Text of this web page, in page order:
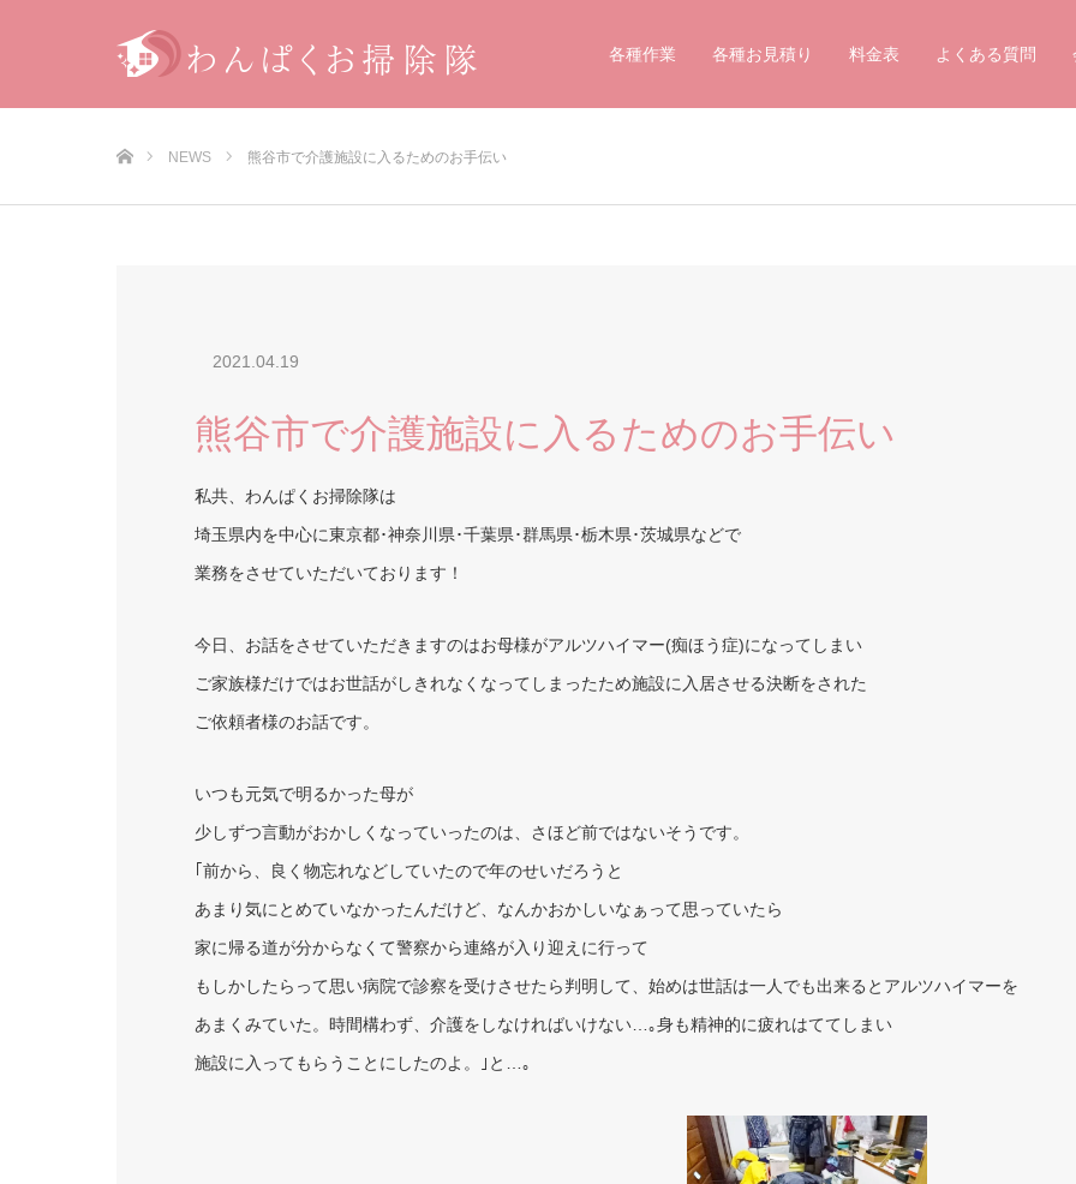
各種作業 各種お見積り 料金表 よくある質問
NEWS 熊谷市で介護施設に入るためのお手伝い
2021.04.19
熊谷市で介護施設に入るためのお手伝い
私共、わんぱくお掃除隊は
埼玉県内を中心に東京都･神奈川県･千葉県･群馬県･栃木県･茨城県などで
業務をさせていただいております！
今日、お話をさせていただきますのはお母様がアルツハイマー(痴ほう症)になってしまい
ご家族様だけではお世話がしきれなくなってしまったため施設に入居させる決断をされた
ご依頼者様のお話です。
いつも元気で明るかった母が
少しずつ言動がおかしくなっていったのは、さほど前ではないそうです。
｢前から、良く物忘れなどしていたので年のせいだろうと
あまり気にとめていなかったんだけど、なんかおかしいなぁって思っていたら
家に帰る道が分からなくて警察から連絡が入り迎えに行って
もしかしたらって思い病院で診察を受けさせたら判明して、始めは世話は一人でも出来るとアルツハイマーを
あまくみていた。時間構わず、介護をしなければいけない…｡身も精神的に疲れはててしまい
施設に入ってもらうことにしたのよ。｣と…｡